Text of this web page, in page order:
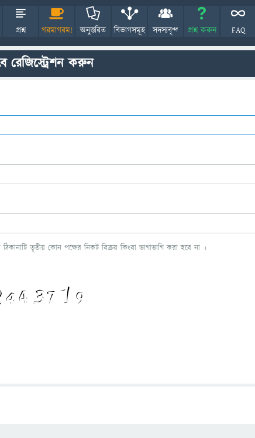
প্রশ্ন গরমাগরম! অনুত্তরিত বিভাগসমূহ সদস্যবৃন্দ প্রশ্ন করুন FAQ
রেজিস্ট্রেশন করুন
তৃতীয় কোন পক্ষের নিকট বিক্রয় কিংবা ভাগাভাগি করা হবে না ।